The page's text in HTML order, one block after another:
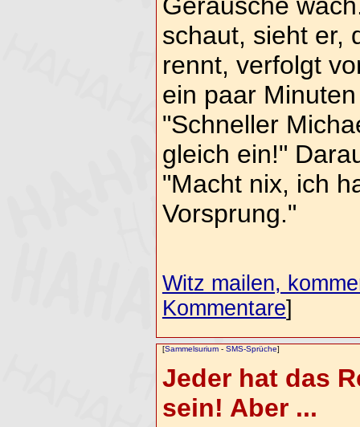
Geräusche
schaut, sieht er,
rennt, verfolgt
ein paar
"Schneller
gleich ein!"
"Macht nix, ich
Vorsprung."
Witz mailen,
Kommentare]
[Sammelsurium- SMS-Sprüche]
Jeder hat das
sein! Aber ...